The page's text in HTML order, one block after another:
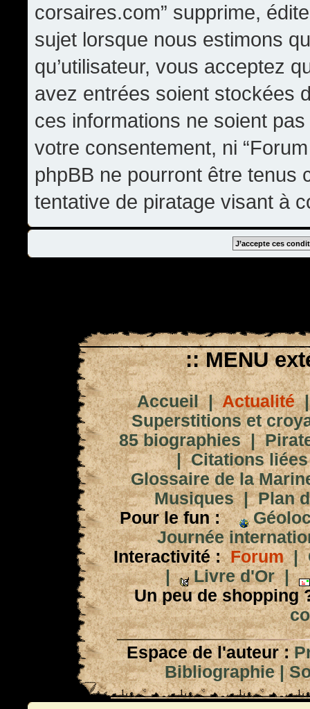
corsaires.com” supprime,
sujet lorsque nous estimons
qu’utilisateur, vous acceptez
avez entrées soient stockées
ces informations ne soient
votre consentement, ni
phpBB ne pourront être tenus
tentative de piratage visant à
:: MENU
Accueil|Actualité
Superstitions et
85 biographies|
|Citations
Glossaire de la
Musiques|Plan
Pour le fun :
Journée
Interactivité : Forum|
|
Livre d'Or|
Un peu de shopping
Espace de l'auteur :
Bibliographie|